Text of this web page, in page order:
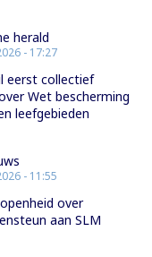
herald
- 17:27
eerst collectief
Wet bescherming
leefgebieden
- 11:55
over
aan SLM